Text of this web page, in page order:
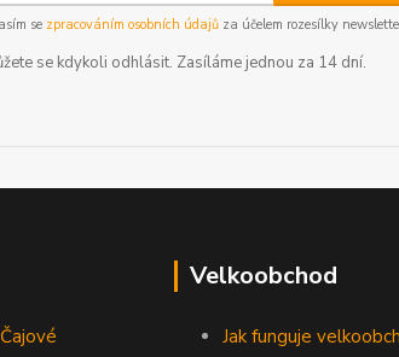
se zpracováním osobních údajůza účelem rozesílky
se kdykoli odhlásit. Zasíláme jednou za 14 dní.
Čajové
Velkoobchod
Jak funguje